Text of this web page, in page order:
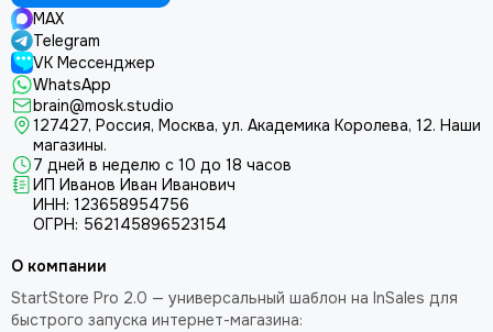
MAX
Telegram
VK Мессенджер
WhatsApp
brain@mosk.studio
127427, Россия, Москва, ул. Академика Королева, 12. Наши
магазины.
7 дней в неделю с 10 до 18 часов
ИП Иванов Иван Иванович
ИНН: 123658954756
ОГРН: 562145896523154
О компании
StartStore Pro 2.0 — универсальный шаблон на InSales для
быстрого запуска интернет-магазина: